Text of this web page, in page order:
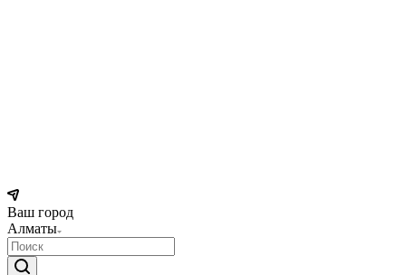
Ваш город
Алматы